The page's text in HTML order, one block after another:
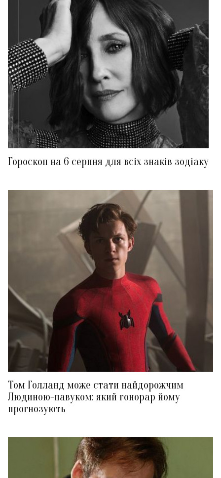
Гороскоп на 6 серпня для всіх знаків зодіаку
Том Голланд може стати найдорожчим
Людиною-павуком: який гонорар йому
прогнозують